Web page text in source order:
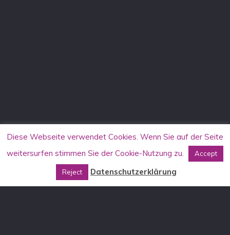
Diese Webseite verwendet Cookies. Wenn Sie auf der Seite
weitersurfen stimmen Sie der Cookie-Nutzung zu.
Accept
Reject Datenschutzerklärung